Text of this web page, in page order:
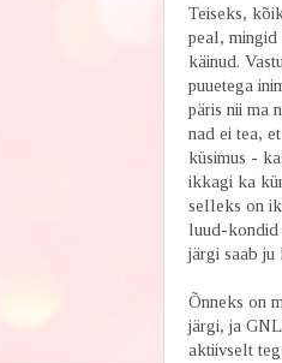
Teiseks,
peal, mingid
käinud.
puuetega
päris nii ma
nad ei tea,
küsimus -
ikkagi ka
selleks on
luud-kondid
järgi saab
Õnneks on
järgi, ja
aktiivselt